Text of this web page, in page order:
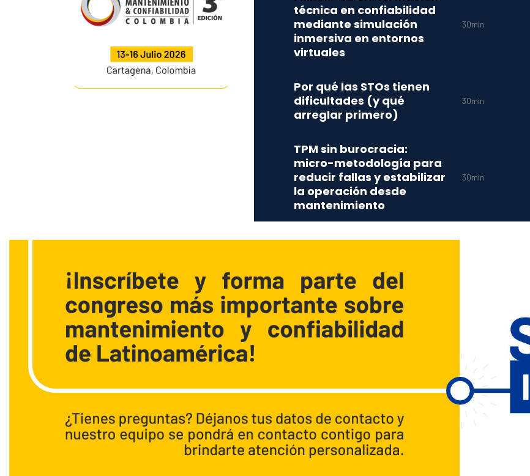
técnica en confiabilidad
mediante simulación
inmersiva en entornos
virtuales
30min
Por qué las STOs tienen
dificultades (y qué
arreglar primero)
30min
TPM sin burocracia:
micro-metodología para
reducir fallas y estabilizar
la operación desde
mantenimiento
30min